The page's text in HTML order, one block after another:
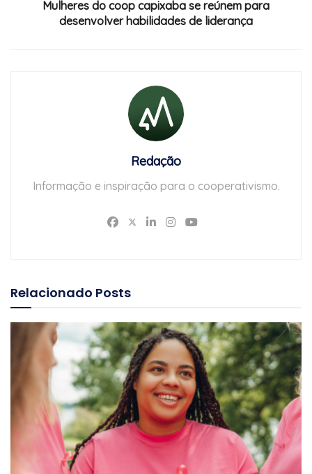
Mulheres do coop capixaba se reúnem para
desenvolver habilidades de liderança
Redação
Informação e inspiração para o cooperativismo.
Relacionado Posts